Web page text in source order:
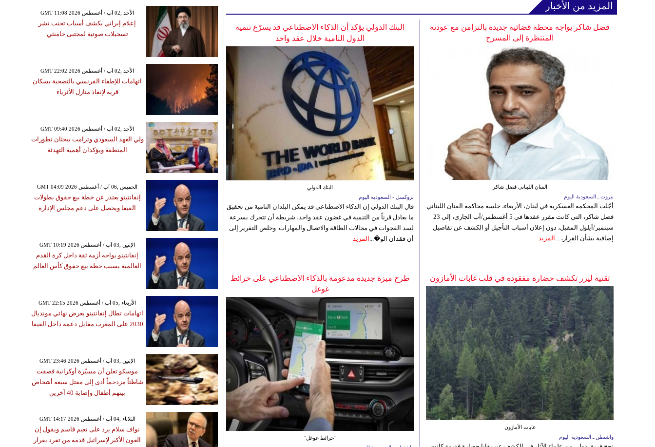
المزيد من الأخبار
البنك الدولي يؤكد أن الذكاء الاصطناعي قد يسرّع تنمية
الدول النامية خلال عقد واحد
البنك الدولي
بروكسل - السعوديه اليوم
قال البنك الدولي إن الذكاء الاصطناعي قد يمكن البلدان النامية من تحقيق
ما يعادل قرناً من التنمية في غضون عقد واحد، شريطة أن تتحرك بسرعة
لسد الفجوات في مجالات الطاقة والاتصال والمهارات. وخلص التقرير إلى
أن فقدان الو�... المزيد
فضل شاكر يواجه محطة قضائية جديدة بالتزامن مع عودته
المنتظرة إلى المسرح
الفنان اللبناني فضل شاكر
بيروت ـ السعودية اليوم
أجّلت المحكمة العسكرية في لبنان، الأربعاء، جلسة محاكمة الفنان اللبناني
فضل شاكر، التي كانت مقرر عقدها في 5 أغسطس/آب الجاري، إلى 23
سبتمبر/أيلول المقبل، دون إعلان أسباب التأجيل أو الكشف عن تفاصيل
إضافية بشأن القرار، ... المزيد
طرح ميزة جديدة مدعومة بالذكاء الاصطناعي على خرائط
غوغل
"خرائط غوغل"
تقنية ليزر تكشف حضارة مفقودة في قلب غابات الأمازون
غابات الأمازون
واشنطن ـ السعودية اليوم
GMT 11:08 2026 الأحد ,02 آب / أغسطس
إعلام إيراني يكشف أسباب تجنب نشر
تسجيلات صوتية لمجتبى خامنئي
GMT 22:02 2026 الأحد ,02 آب / أغسطس
اتهامات للإطفاء الفرنسي بالتضحية بسكان
قرية لإنقاذ منازل الأثرياء
GMT 09:40 2026 الأحد ,02 آب / أغسطس
ولي العهد السعودي وترامب يبحثان تطورات
المنطقة ويؤكدان أهمية التهدئة
GMT 04:09 2026 الخميس ,06 آب / أغسطس
إنفانتينو يعتذر عن خطة بيع حقوق بطولات
الفيفا ويحصل على دعم مجلس الإدارة
GMT 10:19 2026 الإثنين ,03 آب / أغسطس
إنفانتينو يواجه أزمة ثقة داخل كرة القدم
العالمية بسبب خطة بيع حقوق كأس العالم
GMT 22:15 2026 الأربعاء ,05 آب / أغسطس
اتهامات تطال إنفانتينو بعرض نهائي مونديال
2030 على المغرب مقابل دعمه داخل الفيفا
GMT 23:46 2026 الإثنين ,03 آب / أغسطس
موسكو تعلن أن مسيّرة أوكرانية قصفت
شاطئاً مزدحماً أدى إلى مقتل سبعة أشخاص
بينهم أطفال وإصابة 40 آخرين
GMT 14:17 2026 الثلاثاء ,04 آب / أغسطس
نواف سلام يرد على نعيم قاسم ويقول إن
العون الأكبر لإسرائيل قدمه من تفرد بقرار